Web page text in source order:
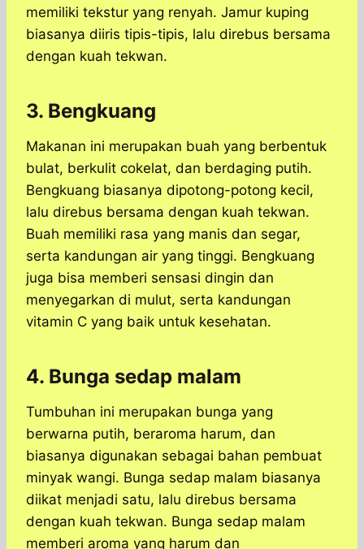
memiliki tekstur yang renyah. Jamur kuping
biasanya diiris tipis-tipis, lalu direbus bersama
dengan kuah tekwan.
3. Bengkuang
Makanan ini merupakan buah yang berbentuk
bulat, berkulit cokelat, dan berdaging putih.
Bengkuang biasanya dipotong-potong kecil,
lalu direbus bersama dengan kuah tekwan.
Buah memiliki rasa yang manis dan segar,
serta kandungan air yang tinggi. Bengkuang
juga bisa memberi sensasi dingin dan
menyegarkan di mulut, serta kandungan
vitamin C yang baik untuk kesehatan.
4. Bunga sedap malam
Tumbuhan ini merupakan bunga yang
berwarna putih, beraroma harum, dan
biasanya digunakan sebagai bahan pembuat
minyak wangi. Bunga sedap malam biasanya
diikat menjadi satu, lalu direbus bersama
dengan kuah tekwan. Bunga sedap malam
memberi aroma yang harum dan